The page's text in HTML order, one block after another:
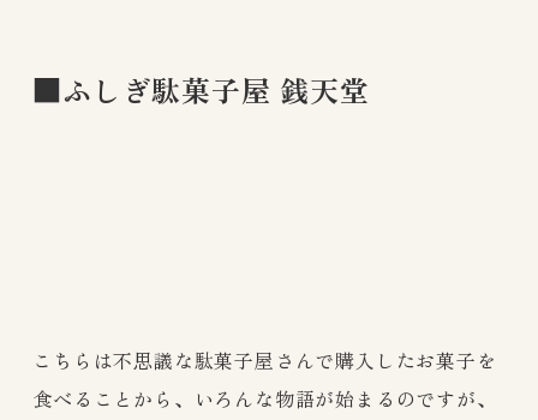
■ふしぎ駄菓子屋 銭天堂
こちらは不思議な駄菓子屋さんで購入したお菓子を
食べることから、いろんな物語が始まるのですが、